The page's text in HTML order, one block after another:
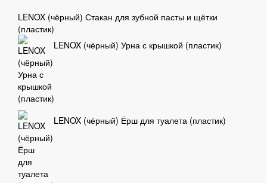
LENOX (чёрный) Стакан для зубной пасты и щётки
(пластик)
LENOX (чёрный) Урна с крышкой (пластик)
LENOX (чёрный) Ёрш для туалета (пластик)